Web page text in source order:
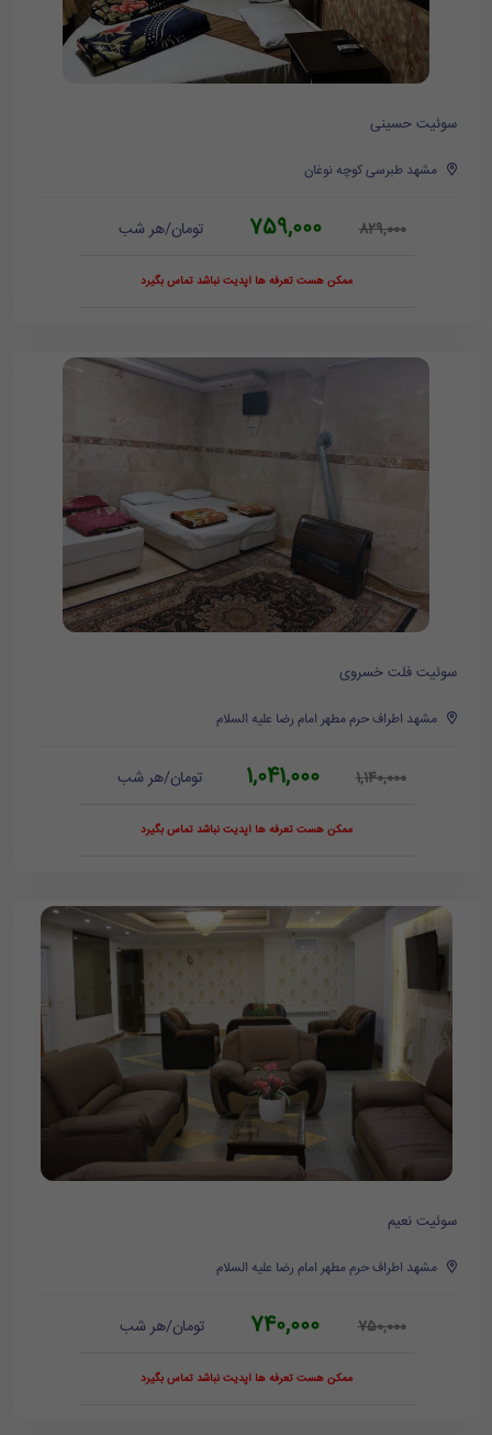
سوئیت حسینی
مشهد طبرسی کوچه نوغان
829,000
759,000 تومان/هر شب
ممکن هست تعرفه ها آپدیت نباشد تماس بگیرد
سوئیت فلت خسروی
مشهد اطراف حرم مطهر امام رضا علیه السلام
1,140,000
1,041,000 تومان/هر شب
ممکن هست تعرفه ها آپدیت نباشد تماس بگیرد
سوئیت نعیم
مشهد اطراف حرم مطهر امام رضا علیه السلام
750,000
740,000 تومان/هر شب
ممکن هست تعرفه ها آپدیت نباشد تماس بگیرد